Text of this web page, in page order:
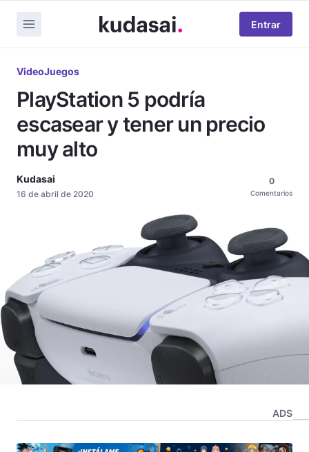
Entrar
VideoJuegos
PlayStation 5 podría
escasear y tener un precio
muy alto
Kudasai
16 de abril de 2020
0
Comentarios
ADS